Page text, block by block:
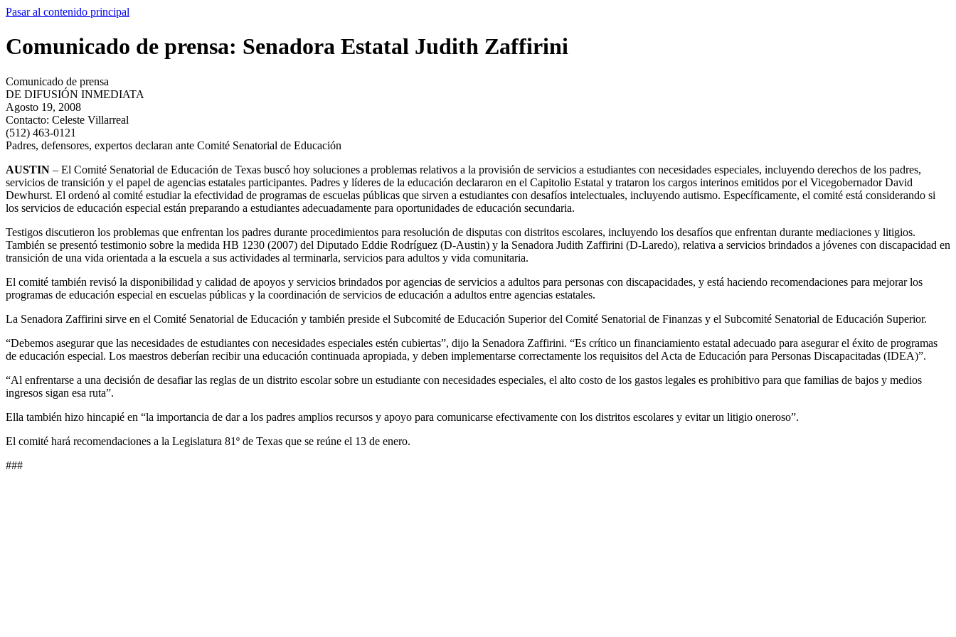
Pasar al contenido principal
Comunicado de prensa: Senadora Estatal Judith Zaffirini
Comunicado de prensa
DE DIFUSIÓN INMEDIATA
Agosto 19, 2008
Contacto: Celeste Villarreal
(512) 463-0121
Padres, defensores, expertos declaran ante Comité Senatorial de Educación
AUSTIN – El Comité Senatorial de Educación de Texas buscó hoy soluciones a problemas relativos a la provisión de servicios a estudiantes con necesidades especiales, incluyendo derechos de los padres,
servicios de transición y el papel de agencias estatales participantes. Padres y líderes de la educación declararon en el Capitolio Estatal y trataron los cargos interinos emitidos por el Vicegobernador David
Dewhurst. El ordenó al comité estudiar la efectividad de programas de escuelas públicas que sirven a estudiantes con desafíos intelectuales, incluyendo autismo. Específicamente, el comité está considerando si
los servicios de educación especial están preparando a estudiantes adecuadamente para oportunidades de educación secundaria.
Testigos discutieron los problemas que enfrentan los padres durante procedimientos para resolución de disputas con distritos escolares, incluyendo los desafíos que enfrentan durante mediaciones y litigios.
También se presentó testimonio sobre la medida HB 1230 (2007) del Diputado Eddie Rodríguez (D-Austin) y la Senadora Judith Zaffirini (D-Laredo), relativa a servicios brindados a jóvenes con discapacidad en
transición de una vida orientada a la escuela a sus actividades al terminarla, servicios para adultos y vida comunitaria.
El comité también revisó la disponibilidad y calidad de apoyos y servicios brindados por agencias de servicios a adultos para personas con discapacidades, y está haciendo recomendaciones para mejorar los
programas de educación especial en escuelas públicas y la coordinación de servicios de educación a adultos entre agencias estatales.
La Senadora Zaffirini sirve en el Comité Senatorial de Educación y también preside el Subcomité de Educación Superior del Comité Senatorial de Finanzas y el Subcomité Senatorial de Educación Superior.
“Debemos asegurar que las necesidades de estudiantes con necesidades especiales estén cubiertas”, dijo la Senadora Zaffirini. “Es crítico un financiamiento estatal adecuado para asegurar el éxito de programas
de educación especial. Los maestros deberían recibir una educación continuada apropiada, y deben implementarse correctamente los requisitos del Acta de Educación para Personas Discapacitadas (IDEA)”.
“Al enfrentarse a una decisión de desafiar las reglas de un distrito escolar sobre un estudiante con necesidades especiales, el alto costo de los gastos legales es prohibitivo para que familias de bajos y medios
ingresos sigan esa ruta”.
Ella también hizo hincapié en “la importancia de dar a los padres amplios recursos y apoyo para comunicarse efectivamente con los distritos escolares y evitar un litigio oneroso”.
El comité hará recomendaciones a la Legislatura 81º de Texas que se reúne el 13 de enero.
###